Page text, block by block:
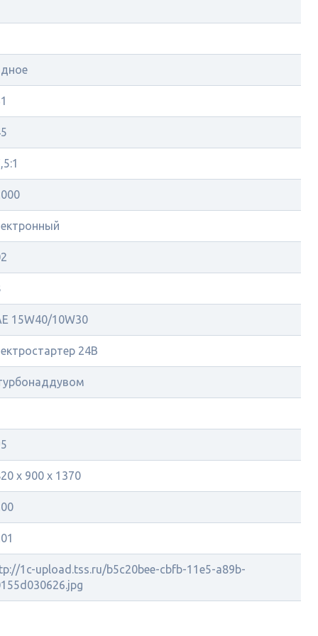
15W40/10W30
24В
х 900 х 1370
1c-upload.tss.ru/b5c20bee-cbfb-11e5-a89b-